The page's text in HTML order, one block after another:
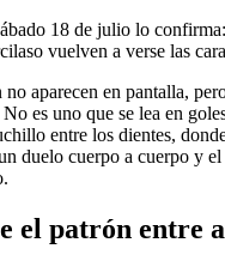
18 de julio lo
vuelven a verse las
no aparecen en pantalla,
es uno que se lea en
entre los dientes,
duelo cuerpo a cuerpo y
el patrón entre